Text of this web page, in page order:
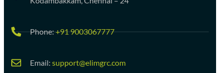
Phone:+91 9003067777
Email: support@elimgrc.com